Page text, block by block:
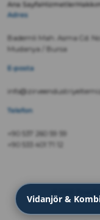
Vidanjör &
Ana SayfaHizmetler
Adres
Bademli Mah. Asma Cd.
Mudanya / Bursa
E-posta
Telefon
+90 537 260 59 59
+90 533 401 71 12
© 2022 Zirve